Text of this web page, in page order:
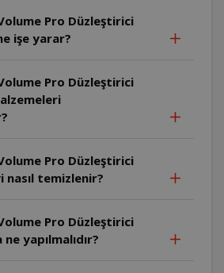
Pro Düzleştirici
işe yarar?
Pro Düzleştirici
Pro Düzleştirici
nasıl temizlenir?
Pro Düzleştirici
yapılmalıdır?